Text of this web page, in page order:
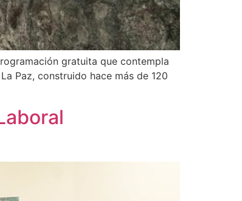
gratuita que contempla
Paz, construido hace más de 120